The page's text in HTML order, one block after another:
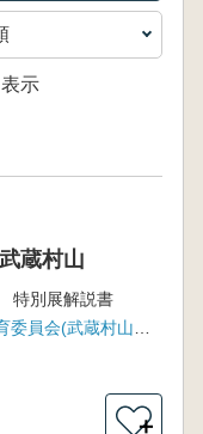
示
蔵村山
特別展解説書
＋